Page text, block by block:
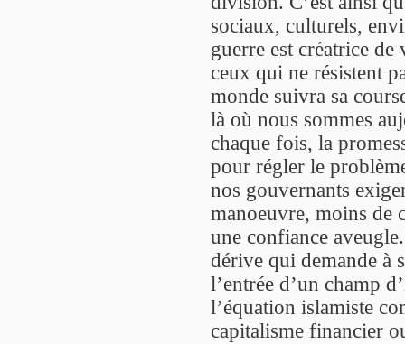
sociaux, culturels,
guerre est créatrice de
ceux qui ne résistent
monde suivra sa
là où nous sommes
chaque fois, la
pour régler le
nos gouvernants
manoeuvre, moins de
une confiance
dérive qui demande à
l’entrée d’un champ
l’équation islamiste
capitalisme financier